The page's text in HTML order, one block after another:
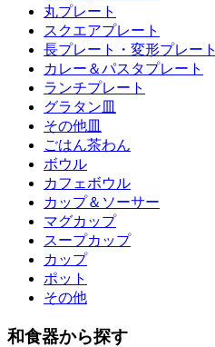
丸プレート
スクエアプレート
長プレート・変形プレート
カレー＆パスタプレート
ランチプレート
グラタン皿
その他皿
ごはん茶わん
ボウル
カフェボウル
カップ＆ソーサー
マグカップ
スープカップ
カップ
ポット
その他
和食器から探す